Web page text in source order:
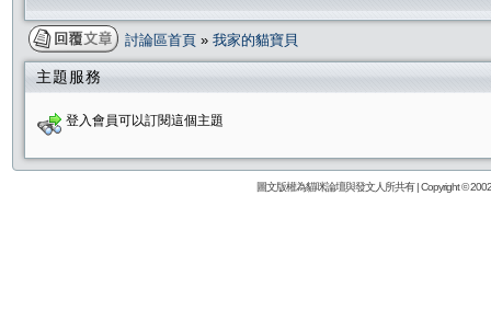
討論區首頁 » 我家的貓寶貝
主題服務
登入會員可以訂閱這個主題
圖文版權為貓咪論壇與發文人所共有 | Copyright ©